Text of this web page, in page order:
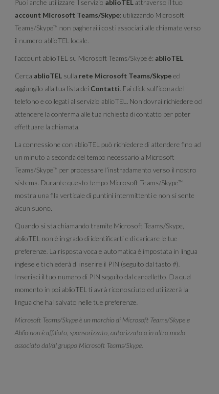
Puoi anche utilizzare il servizio ablioTEL attraverso il tuo
account Microsoft Teams/Skype: utilizzando Microsoft
Teams/Skype™ non pagherai i costi associati alle chiamate verso
il numero ablioTEL locale.
l’account ablioTEL su Microsoft Teams/Skype è: ablioTEL
Cerca ablioTEL sulla rete Microsoft Teams/Skypeed
aggiungilo alla tua lista dei Contatti . Fai click sull’icona del
telefono e collegati al servizio ablioTEL. Non dovrai richiedere od
attendere la conferma alle tua richiesta di contatto per poter
effettuare la chiamata.
La connessione con ablioTEL può richiedere di attendere fino ad
un minuto a seconda del tempo necessario a Microsoft
Teams/Skype™ per processare l’instradamento verso il nostro
sistema. Durante questo tempo Microsoft Teams/Skype™
mostra una fila verticale di puntini intermittenti e non si sente
alcun suono.
Quando si sta chiamando tramite Microsoft Teams/Skype,
ablioTEL non è in grado di identificarti e di caricare le tue
preferenze. La risposta vocale automatica è impostata in lingua
inglese e ti chiederà di inserire il PIN (seguito dal tasto #).
Inserisci il tuo numero di PIN seguito dal cancelletto. Da quel
momento in poi ablioTEL ti avrà riconosciuto ed utilizzerà la
lingua che hai salvato nelle tue preferenze.
Microsoft Teams/Skype è un marchio di Microsoft Teams/Skype e
Ablio non è affiliato, sponsorizzato, autorizzato o in altro modo
associato dal/al gruppo Microsoft Teams/Skype.